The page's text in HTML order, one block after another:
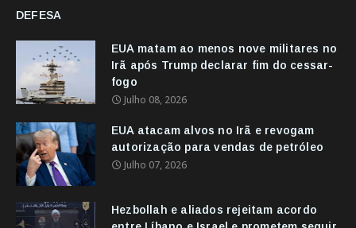
DEFESA
EUA matam ao menos nove militares no
Irã após Trump declarar fim do cessar-
fogo
Julho 08, 2026
EUA atacam alvos no Irã e revogam
autorização para vendas de petróleo
Julho 07, 2026
Hezbollah e aliados rejeitam acordo